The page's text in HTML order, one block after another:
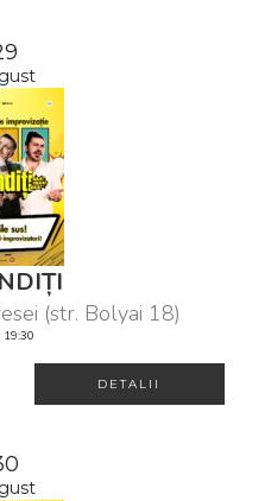
(str. Bolyai 18)
19:30
DETALII